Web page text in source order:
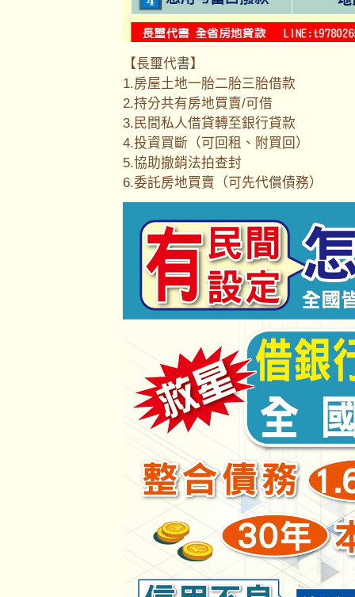
【長璽代書】
1.房屋土地一胎二胎三胎借款
2.持分共有房地買賣/可借
3.民間私人借貸轉至銀行貸款
4.投資買斷（可回租、附買回）
5.協助撤銷法拍查封
6.委託房地買賣（可先代償債務）